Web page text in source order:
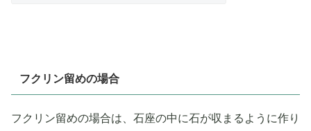
フクリン留めの場合
フクリン留めの場合は、石座の中に石が収まるように作り